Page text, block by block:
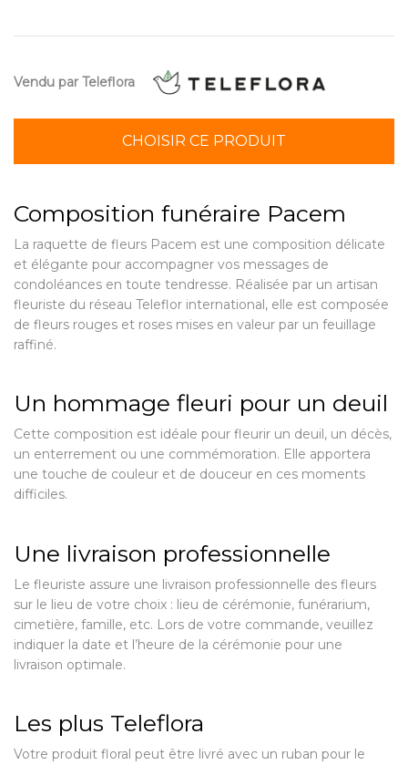
Vendu par Teleflora
CHOISIR CE PRODUIT
Composition funéraire Pacem
La raquette de fleurs Pacem est une composition délicate
et élégante pour accompagner vos messages de
condoléances en toute tendresse. Réalisée par un artisan
fleuriste du réseau Teleflor international, elle est composée
de fleurs rouges et roses mises en valeur par un feuillage
raffiné.
Un hommage fleuri pour un deuil
Cette composition est idéale pour fleurir un deuil, un décès,
un enterrement ou une commémoration. Elle apportera
une touche de couleur et de douceur en ces moments
difficiles.
Une livraison professionnelle
Le fleuriste assure une livraison professionnelle des fleurs
sur le lieu de votre choix : lieu de cérémonie, funérarium,
cimetière, famille, etc. Lors de votre commande, veuillez
indiquer la date et l’heure de la cérémonie pour une
livraison optimale.
Les plus Teleflora
Votre produit floral peut être livré avec un ruban pour le